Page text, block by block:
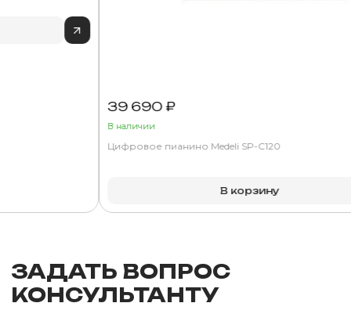
39 690 ₽
В наличии
Цифровое пианино Medeli SP-C120
В корзину
ЗАДАТЬ ВОПРОС
КОНСУЛЬТАНТУ